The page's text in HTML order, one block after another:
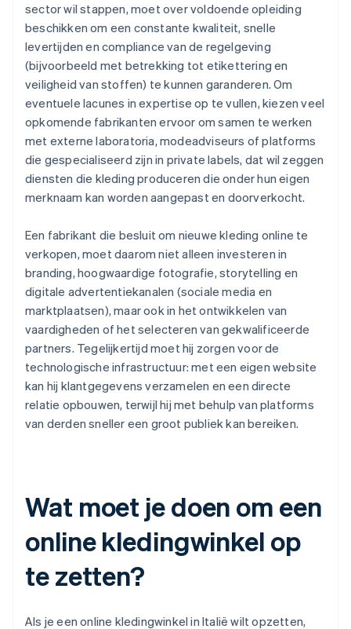
sector wil stappen, moet over voldoende opleiding
beschikken om een constante kwaliteit, snelle
levertijden en compliance van de regelgeving
(bijvoorbeeld met betrekking tot etikettering en
veiligheid van stoffen) te kunnen garanderen. Om
eventuele lacunes in expertise op te vullen, kiezen veel
opkomende fabrikanten ervoor om samen te werken
met externe laboratoria, modeadviseurs of platforms
die gespecialiseerd zijn in private labels, dat wil zeggen
diensten die kleding produceren die onder hun eigen
merknaam kan worden aangepast en doorverkocht.
Een fabrikant die besluit om nieuwe kleding online te
verkopen, moet daarom niet alleen investeren in
branding, hoogwaardige fotografie, storytelling en
digitale advertentiekanalen (sociale media en
marktplaatsen), maar ook in het ontwikkelen van
vaardigheden of het selecteren van gekwalificeerde
partners. Tegelijkertijd moet hij zorgen voor de
technologische infrastructuur: met een eigen website
kan hij klantgegevens verzamelen en een directe
relatie opbouwen, terwijl hij met behulp van platforms
van derden sneller een groot publiek kan bereiken.
Wat moet je doen om een
online kledingwinkel op
te zetten?
Als je een online kledingwinkel in Italië wilt opzetten,